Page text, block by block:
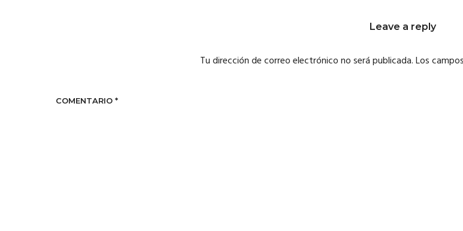
Leave a reply
Tu dirección de correo electrónico no será publicada.Los
COMENTARIO *